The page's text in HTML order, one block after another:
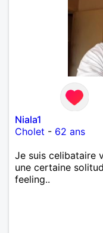
Niala1
Cholet - 62 ans
Je suis celibataire
une certaine
feeling..